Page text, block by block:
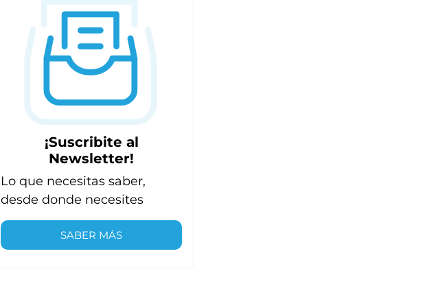
¡Suscribite al
Newsletter!
Lo que necesitas saber,
desde donde necesites
SABER MÁS